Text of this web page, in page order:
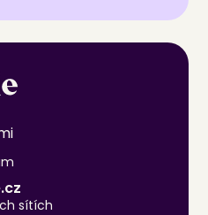
sítích